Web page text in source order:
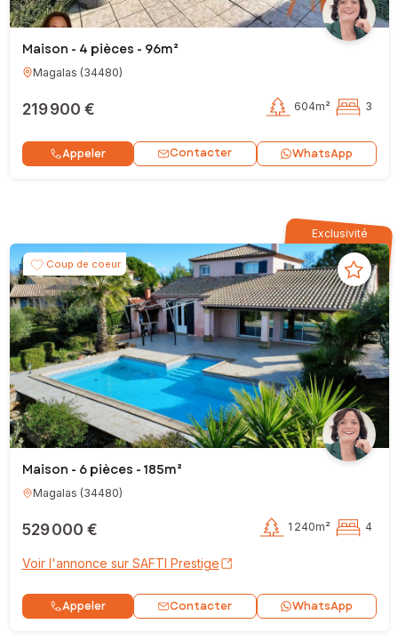
Maison - 4 pièces - 96m²
Magalas (34480)
219 900 € 604m² 3
Appeler Contacter WhatsApp
Exclusivité
Coup de coeur
Maison - 6 pièces - 185m²
Magalas (34480)
529 000 € 1 240m² 4
Voir l'annonce sur SAFTI Prestige
Appeler Contacter WhatsApp